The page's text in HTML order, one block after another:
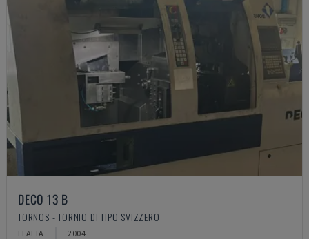
DECO 13 B
TORNOS - TORNIO DI TIPO SVIZZERO
ITALIA 2004